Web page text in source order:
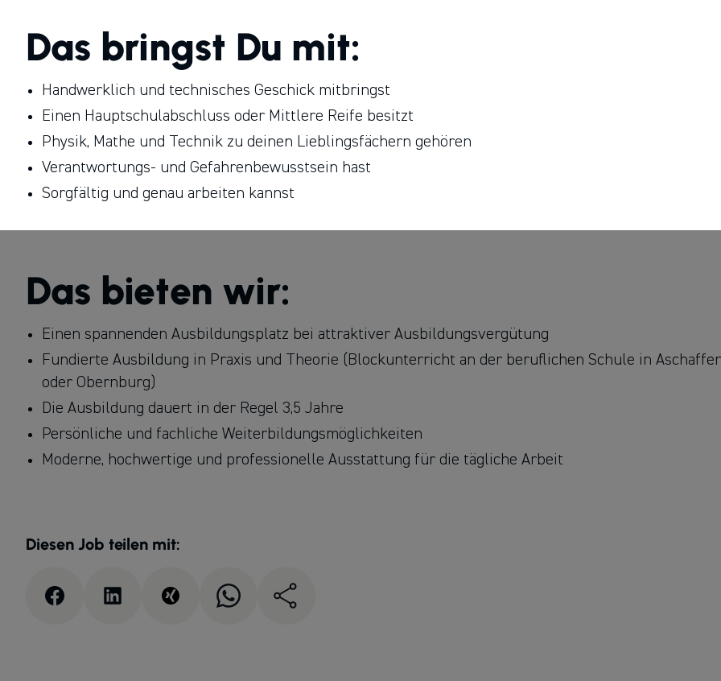
Das bringst Du mit:
Handwerklich und technisches Geschick mitbringst
Einen Hauptschulabschluss oder Mittlere Reife besitzt
Physik, Mathe und Technik zu deinen Lieblingsfächern gehören
Verantwortungs- und Gefahrenbewusstsein hast
Sorgfältig und genau arbeiten kannst
Das bieten wir:
Einen spannenden Ausbildungsplatz bei attraktiver Ausbildungsvergütung
Fundierte Ausbildung in Praxis und Theorie (Blockunterricht an der beruflichen Schule in
oder Obernburg)
Die Ausbildung dauert in der Regel 3,5 Jahre
Persönliche und fachliche Weiterbildungsmöglichkeiten
Moderne, hochwertige und professionelle Ausstattung für die tägliche Arbeit
Diesen Job teilen mit: